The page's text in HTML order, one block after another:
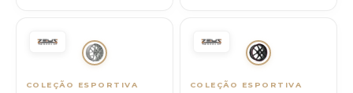
COLEÇÃO ESPORTIVA COLEÇÃO ESPORTIVA